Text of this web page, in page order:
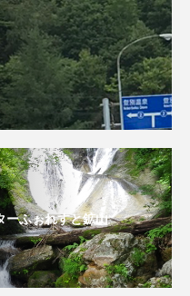
ふぉれすと鉱山